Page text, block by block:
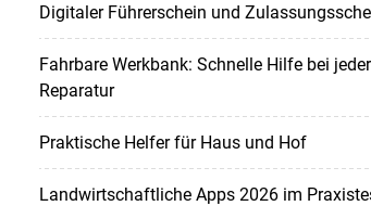
Digitaler Führerschein und
Fahrbare Werkbank: Schnelle Hilfe bei jeder
Reparatur
Praktische Helfer für Haus und Hof
Landwirtschaftliche Apps 2026 im